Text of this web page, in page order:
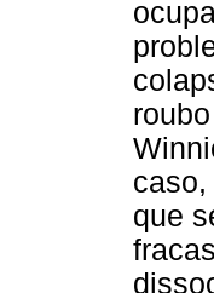
que